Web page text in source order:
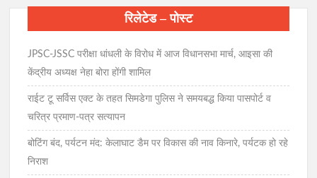
रिलेटेड – पोस्ट
JPSC-JSSC परीक्षा धांधली के विरोध में आज विधानसभा मार्च, आइसा की
केंद्रीय अध्यक्ष नेहा बोरा होंगी शामिल
राईट टू सर्विस एक्ट के तहत सिमडेगा पुलिस ने समयबद्ध किया पासपोर्ट व
चरित्र प्रमाण-पत्र सत्यापन
बोटिंग बंद, पर्यटन मंद: केलाघाट डैम पर विकास की नाव किनारे, पर्यटक हो रहे
निराश